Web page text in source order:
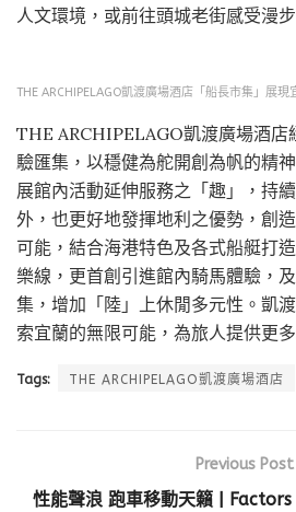
人文環境，或前往頭城老街感受漫
THE ARCHIPELAGO凱渡廣場酒店「船長市集」展現
THE ARCHIPELAGO凱渡廣場酒店
驗匯集，以穩健為舵開創為帆的精
展館內活動延伸服務之「趣」，持
外，也更好地發揮地利之優勢，創
可能，結合海港特色及各式船艇打
樂線，更首創引進館內騎馬體驗，
集，增加「陸」上休閒多元性。凱
索宜蘭的無限可能，為旅人提供更
Tags: THE ARCHIPELAGO凱渡廣場酒店
Previous Post
性能聲浪 跑車移動天籟 |